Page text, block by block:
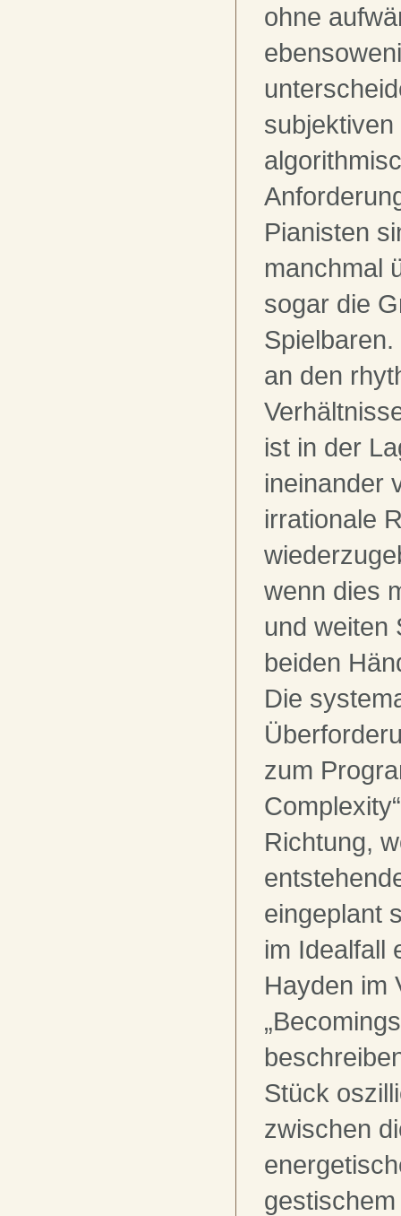
ohne
subjektiven
Pianisten
manchmal
sogar die
an den
ist in der
ineinander
irrationale
wenn dies
und weiten
beiden
Die
zum
Richtung,
eingeplant
im Idealfall
Hayden im
Stück
zwischen